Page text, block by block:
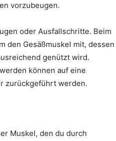
vorzubeugen.
oder Ausfallschritte. Beim
den Gesäßmuskel mit, dessen
genützt wird.
können auf eine
zurückgeführt werden.
Muskel, den du durch